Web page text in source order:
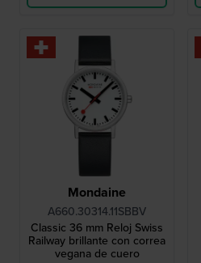
Mondaine
A660.30314.11SBBV
Classic 36 mm Reloj Swiss
Railway brillante con correa
vegana de cuero